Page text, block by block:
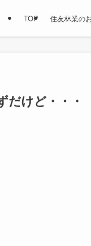
TOP 住友林業の
だけど・・・